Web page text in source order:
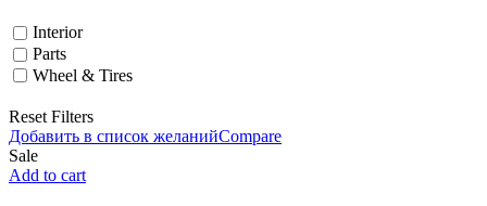
Interior
Parts
Wheel & Tires
Reset Filters
Добавить в список желанийCompare
Sale
Add to cart